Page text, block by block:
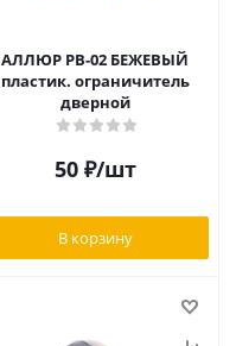
АЛЛЮР PB-02 БЕЖЕВЫЙ
пластик. ограничитель
дверной
50₽/шт
В корзину